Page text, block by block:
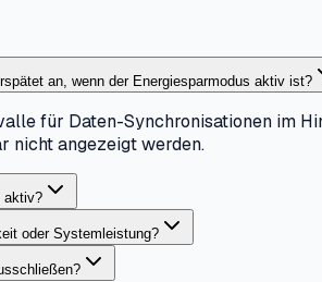
an, wenn der Energiesparmodus aktiv ist?
für Daten-Synchronisationen im
nicht angezeigt werden.
aktiv?
oder Systemleistung?